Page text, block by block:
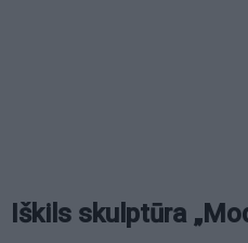
Iškils skulptūra